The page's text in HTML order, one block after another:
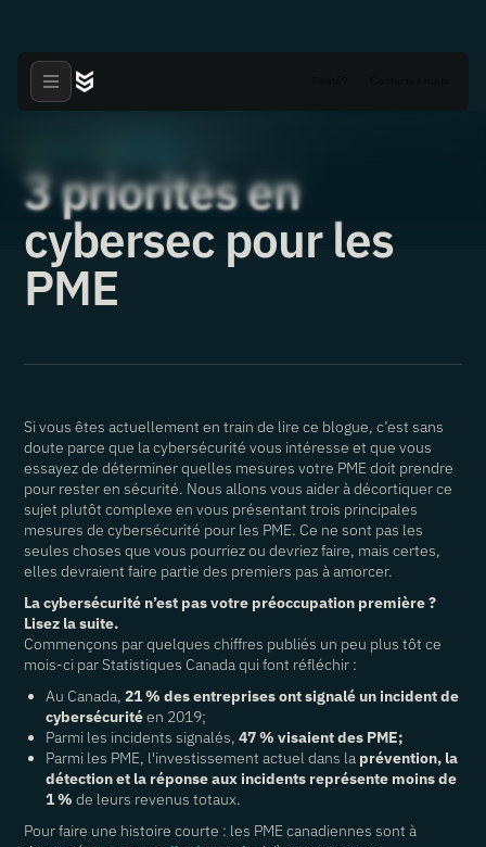
3 priorités en
cybersec pour les
PME
Si vous êtes actuellement en train de lire ce blogue, c’est sans
doute parce que la cybersécurité vous intéresse et que vous
essayez de déterminer quelles mesures votre PME doit prendre
pour rester en sécurité. Nous allons vous aider à décortiquer ce
sujet plutôt complexe en vous présentant trois principales
mesures de cybersécurité pour les PME. Ce ne sont pas les
seules choses que vous pourriez ou devriez faire, mais certes,
elles devraient faire partie des premiers pas à amorcer.
La cybersécurité n’est pas votre préoccupation première ?
Lisez la suite.
Commençons par quelques chiffres publiés un peu plus tôt ce
mois-ci par Statistiques Canada qui font réfléchir :
Au Canada,21 % des entreprises ont signalé un incident de
cybersécuritéen 2019;
Parmi les incidents signalés,47 % visaient des PME;
Parmi les PME, l'investissement actuel dans la prévention, la
détection et la réponse aux incidents représente moins de
1 %de leurs revenus totaux.
Pour faire une histoire courte : les PME canadiennes sont à